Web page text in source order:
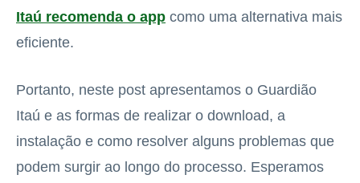
Itaú recomenda o app como uma alternativa mais
eficiente.
Portanto, neste post apresentamos o Guardião
Itaú e as formas de realizar o download, a
instalação e como resolver alguns problemas que
podem surgir ao longo do processo. Esperamos